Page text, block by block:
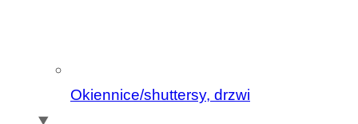
Okiennice/shuttersy, drzwi